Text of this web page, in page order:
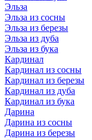
Эльза
Эльза из сосны
Эльза из березы
Эльза из дуба
Эльза из бука
Кардинал
Кардинал из сосны
Кардинал из березы
Кардинал из дуба
Кардинал из бука
Дарина
Дарина из сосны
Дарина из березы